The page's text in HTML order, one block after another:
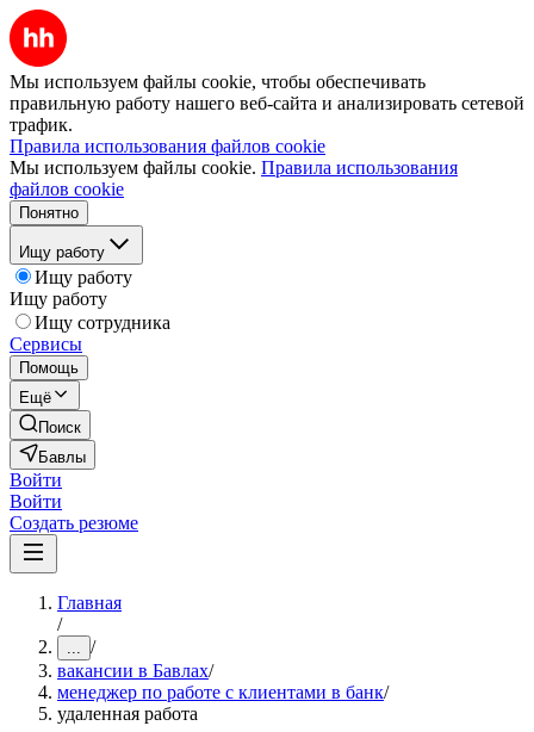
Мы используем файлы cookie, чтобы обеспечивать
правильную работу нашего веб-сайта и анализировать сетевой
трафик.
Правила использования файлов cookie
Мы используем файлы cookie. Правила использования
файлов cookie
Понятно
Ищу работу
Ищу работу
Ищу работу
Ищу сотрудника
Сервисы
Помощь
Ещё
Поиск
Бавлы
Войти
Войти
Создать резюме
Главная
/
... /
вакансии в Бавлах/
менеджер по работе с клиентами в банк/
удаленная работа